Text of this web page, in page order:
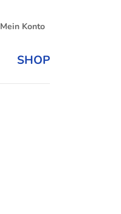
Mein Konto
SHOP